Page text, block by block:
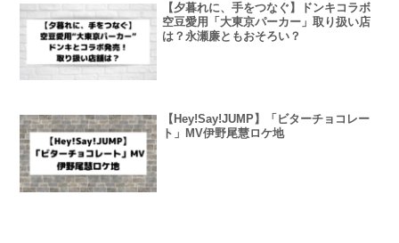
【夕暮れに、手をつなぐ】ドンキコラボ
空豆愛用「大東京パーカー」取り扱い店
は？永瀬廉ともおそろい？
【Hey!Say!JUMP】「ビターチョコレー
ト」MV伊野尾慧ロケ地